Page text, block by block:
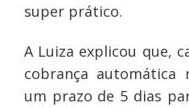
super prático.
A Luiza explicou que,
cobrança automática
um prazo de 5 dias